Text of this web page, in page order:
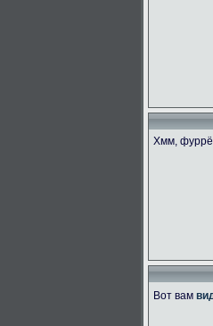
Хмм,
Вот вам